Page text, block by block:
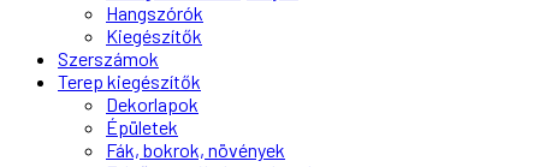
Hangszórók
Kiegészítők
Szerszámok
Terep kiegészítők
Dekorlapok
Épületek
Fák, bokrok, növények